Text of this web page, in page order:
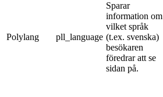
Polylang pll_language
Sparar
information om
vilket språk
(t.ex. svenska)
besökaren
föredrar att se
sidan på.